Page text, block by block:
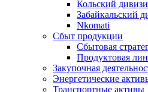
Кольский
Забайкальский
Nkomati
Сбыт продукции
Сбытовая
Продуктовая
Закупочная
Энергетические
Транспортные активы